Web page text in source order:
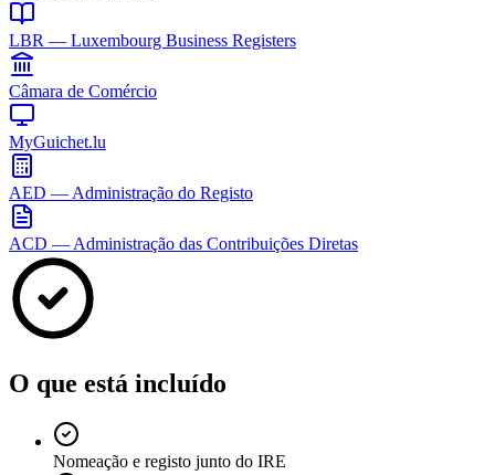
LBR — Luxembourg Business Registers
Câmara de Comércio
MyGuichet.lu
AED — Administração do Registo
ACD — Administração das Contribuições Diretas
O que está incluído
Nomeação e registo junto do IRE